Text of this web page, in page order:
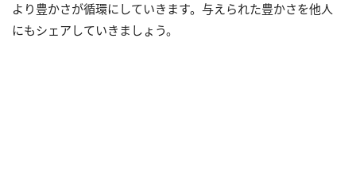
より豊かさが循環にしていきます。与えられた豊かさを他人
にもシェアしていきましょう。